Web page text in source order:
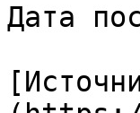
Дата